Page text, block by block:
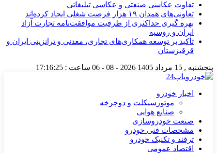
تفاوت عکاسی صنعتی و عکاسی تبلیغاتی
تعاونی‌های همدان ۱۹ هزار فرصت شغلی ایجاد کرده‌اند
بهره گیری حداکثری از ظرفیت موافقت‌نامه تجارت آزاد
ایران و روسیه
تأکید بر توسعه همکاری‌های تجاری، معدنی و ترانزیتی ایران و
قرقیزستان
پنجشنبه , 15 مرداد 1405 2026 - 08 - 06 ساعت : 17:16:26
اخبار خودرو
موتورسیکلت و دوچرخه
صنایع هوایی
صنعت خودروسازی
مشخصات فنی خودرو
ترفند و تکنیک خودرو
اقتصاد عمومی